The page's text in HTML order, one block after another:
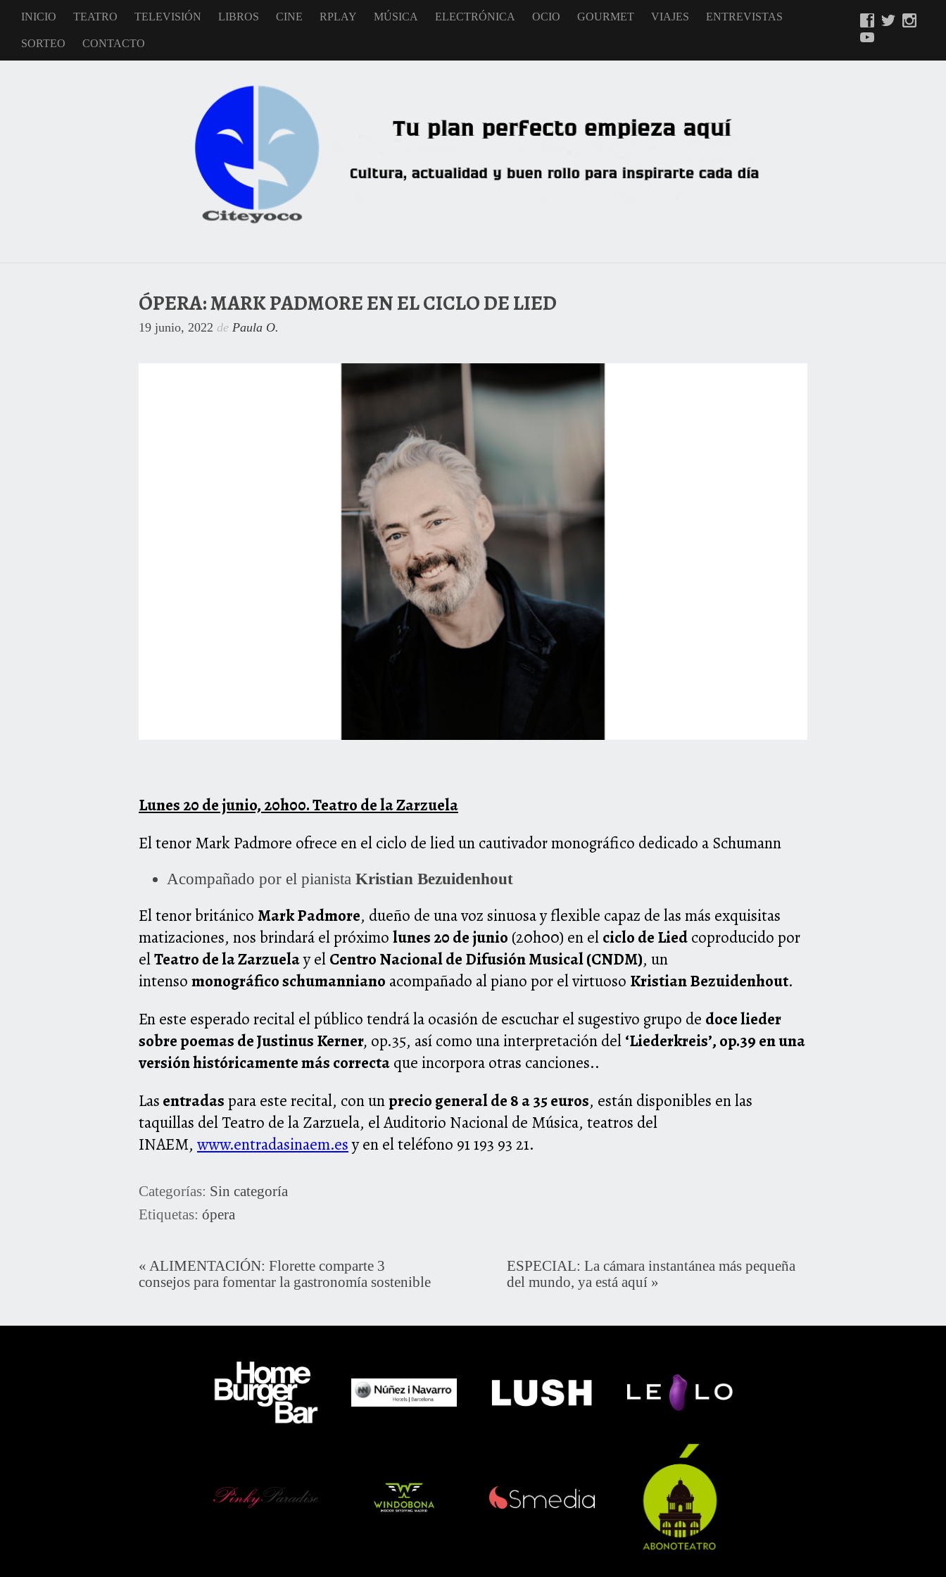
INICIO TEATRO TELEVISIÓN LIBROS CINE RPLAY MÚSICA ELECTRÓNICA OCIO GOURMET VIAJES ENTREVISTAS
SORTEO CONTACTO
ÓPERA: MARK PADMORE EN EL CICLO DE LIED
19 junio, 2022 de Paula O.
Lunes 20 de junio, 20h00. Teatro de la Zarzuela
El tenor Mark Padmore ofrece en el ciclo de lied un cautivador monográfico dedicado a Schumann
Acompañado por el pianista Kristian Bezuidenhout
El tenor británicoMark Padmore, dueño de una voz sinuosa y flexible capaz de las más exquisitas
matizaciones, nos brindará el próximolunes 20 de junio (20h00) en elciclo de Liedcoproducido por
elTeatro de la Zarzuelay elCentro Nacional de Difusión Musical (CNDM), un
intensomonográfico schumanniano acompañado al piano por el virtuoso Kristian Bezuidenhout.
En este esperado recital el público tendrá la ocasión de escuchar el sugestivo grupo de doce lieder
sobre poemas de Justinus Kerner, op.35, así como una interpretación del‘Liederkreis’, op.39 en una
versión históricamente más correctaque incorpora otras canciones..
Lasentradaspara este recital, con unprecio general de 8 a 35 euros, están disponibles en las
taquillas del Teatro de la Zarzuela, el Auditorio Nacional de Música, teatros del
INAEM, www.entradasinaem.esy en el teléfono 91 193 93 21.
Categorías: Sin categoría
Etiquetas: ópera
« ALIMENTACIÓN: Florette comparte 3
consejos para fomentar la gastronomía sostenible
ESPECIAL: La cámara instantánea más pequeña
del mundo, ya está aquí»